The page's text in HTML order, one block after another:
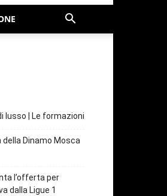
lusso | Le formazioni
Dinamo Mosca
l’offerta per
dalla Ligue 1